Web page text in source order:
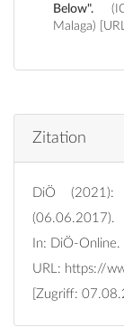
Below". (IClave 2017, 06.06.2017-09.06.2017,
Malaga)
Zitation
DiÖ (2021):
(06.06.2017).
In: DiÖ-Online.
URL: https://
[Zugriff: